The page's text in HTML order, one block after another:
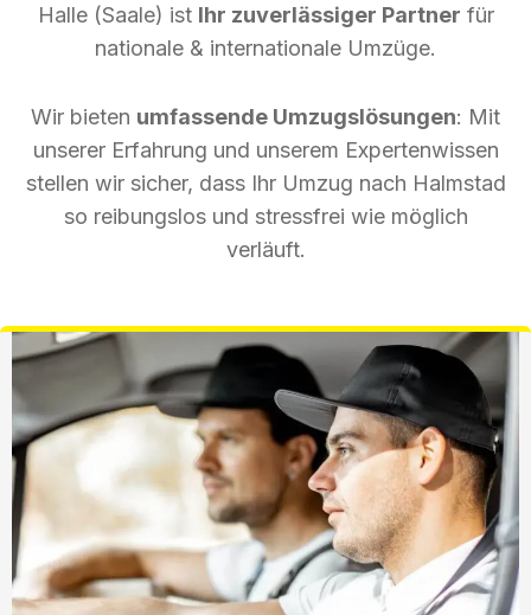
Halle (Saale) ist Ihr zuverlässiger Partner für
nationale & internationale Umzüge.
Wir bieten umfassende Umzugslösungen: Mit
unserer Erfahrung und unserem Expertenwissen
stellen wir sicher, dass Ihr Umzug nach Halmstad
so reibungslos und stressfrei wie möglich
verläuft.